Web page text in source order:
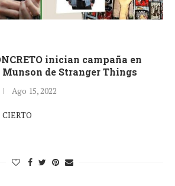
inician campaña en
de Stranger Things
Ago 15, 2022